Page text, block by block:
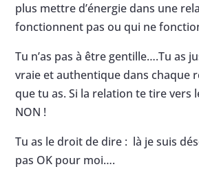
plus mettre d’énergie dans une
fonctionnent pas ou qui ne
Tu n’as pas à être gentille….Tu as
vraie et authentique dans chaque
que tu as. Si la relation te tire vers
NON !
Tu as le droit de dire : là je suis
pas OK pour moi….